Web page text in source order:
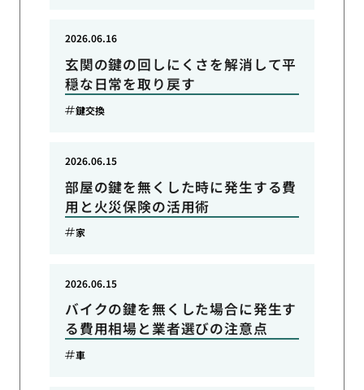
玄関の鍵の回しにくさを解消して平
穏な日常を取り戻す
2026.06.16
鍵交換
部屋の鍵を無くした時に発生する費
用と火災保険の活用術
2026.06.15
家
バイクの鍵を無くした場合に発生す
る費用相場と業者選びの注意点
2026.06.15
車